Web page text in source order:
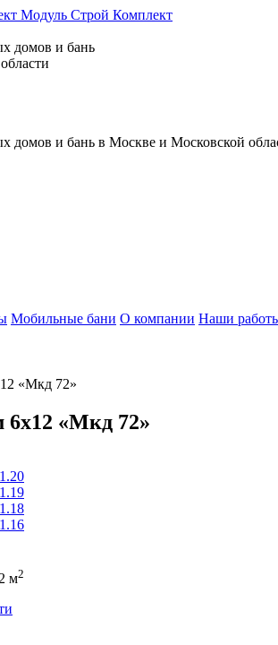
Модуль Строй Комплект
домов и бань
домов и бань в Москве и Московской
Мобильные бани О компании Наши
«Мкд 72»
«Мкд 72»
м2